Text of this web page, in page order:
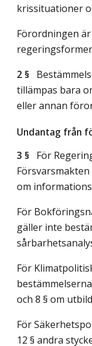
krissituationer
Förordningen är
2 §
tillämpas bara
eller annan
Undantag från
3 § För
om
För
gäller inte
För
och 8 § om
För
12 § andra